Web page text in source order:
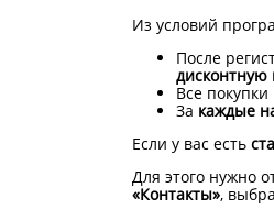
Из условий
После
дисконтную
Все
За каждые
Если у вас есть
Для этого нужно
«Контакты»,